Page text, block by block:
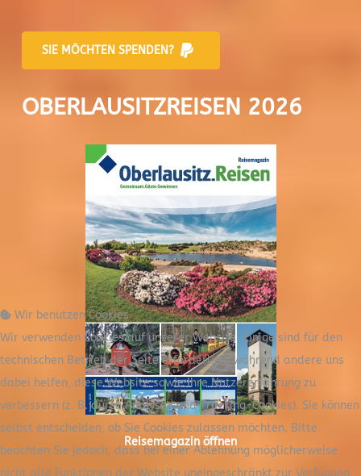
SIE MÖCHTEN SPENDEN?
OBERLAUSITZREISEN 2026
Reisemagazin öffnen
Wir benutzen Cookies
Wir verwenden Cookies auf unserer Website. Einige sind für den
technischen Betrieb der Seite erforderlich, während andere uns
dabei helfen, diese Website sowie Ihre Nutzererfahrung zu
verbessern (z. B. durch Analyse- und Tracking-Cookies). Sie können
selbst entscheiden, ob Sie Cookies zulassen möchten. Bitte
beachten Sie jedoch, dass bei einer Ablehnung möglicherweise
nicht alle Funktionen der Website uneingeschränkt zur Verfügung